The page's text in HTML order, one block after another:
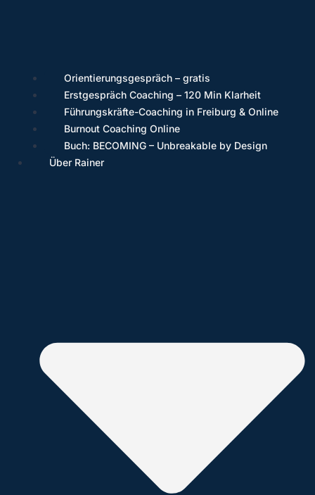
Orientierungsgespräch – gratis
Erstgespräch Coaching – 120 Min Klarheit
Führungskräfte-Coaching in Freiburg & Online
Burnout Coaching Online
Buch: BECOMING – Unbreakable by Design
Über Rainer